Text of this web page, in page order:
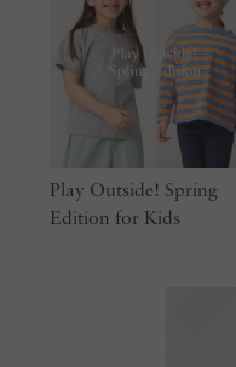
Play Outside! Spring
Edition for Kids